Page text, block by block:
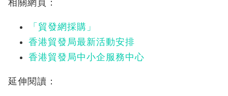
相關網頁：
「貿發網採購」
香港貿發局最新活動安排
香港貿發局中小企服務中心
延伸閱讀：